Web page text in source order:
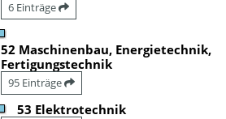
6 Einträge
52 Maschinenbau, Energietechnik,
Fertigungstechnik
95 Einträge
53 Elektrotechnik